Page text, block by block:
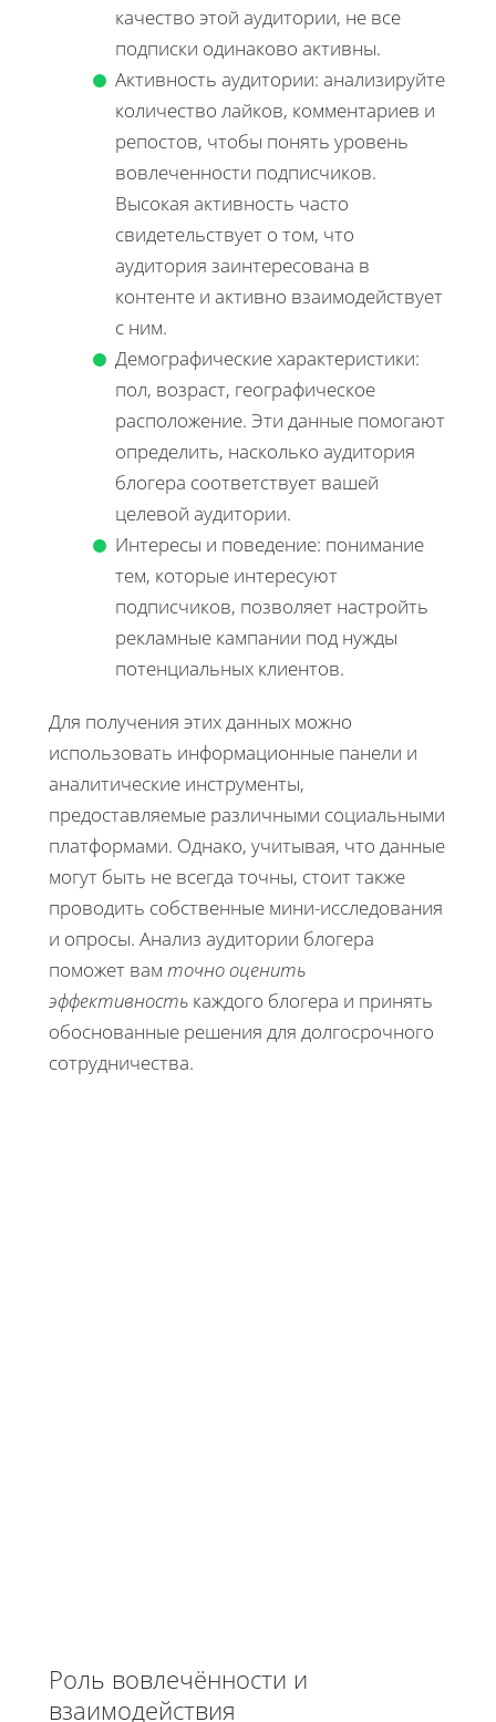
качество этой аудитории, не все
подписки одинаково активны.
Активность аудитории: анализируйте
количество лайков, комментариев и
репостов, чтобы понять уровень
вовлеченности подписчиков.
Высокая активность часто
свидетельствует о том, что
аудитория заинтересована в
контенте и активно взаимодействует
с ним.
Демографические характеристики:
пол, возраст, географическое
расположение. Эти данные помогают
определить, насколько аудитория
блогера соответствует вашей
целевой аудитории.
Интересы и поведение: понимание
тем, которые интересуют
подписчиков, позволяет настройть
рекламные кампании под нужды
потенциальных клиентов.
Для получения этих данных можно
использовать информационные панели и
аналитические инструменты,
предоставляемые различными социальными
платформами. Однако, учитывая, что данные
могут быть не всегда точны, стоит также
проводить собственные мини-исследования
и опросы. Анализ аудитории блогера
поможет вам точно оценить
эффективность каждого блогера и принять
обоснованные решения для долгосрочного
сотрудничества.
Роль вовлечённости и
взаимодействия